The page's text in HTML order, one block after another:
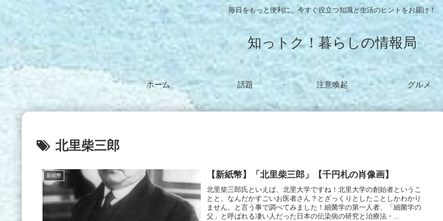
毎日をもっと便利に、今すぐ役立つ知識と生活のヒントをお届け！
知っトク！暮らしの情報局
ホーム 話題 注意喚起 グルメ
北里柴三郎
新紙幣 【新紙幣】「北里柴三郎」【千円札の肖像画】
北里柴三郎氏といえば、北里大学ですね！北里大学の創始者というこ
とと、なんだかすごいお医者さん？とざっくりとしたことしかわかり
ません。と言う事で調べてみました！細菌学の第一人者、「細菌学の
父」と呼ばれる凄い人だった日本の伝染病の研究と治療法・...